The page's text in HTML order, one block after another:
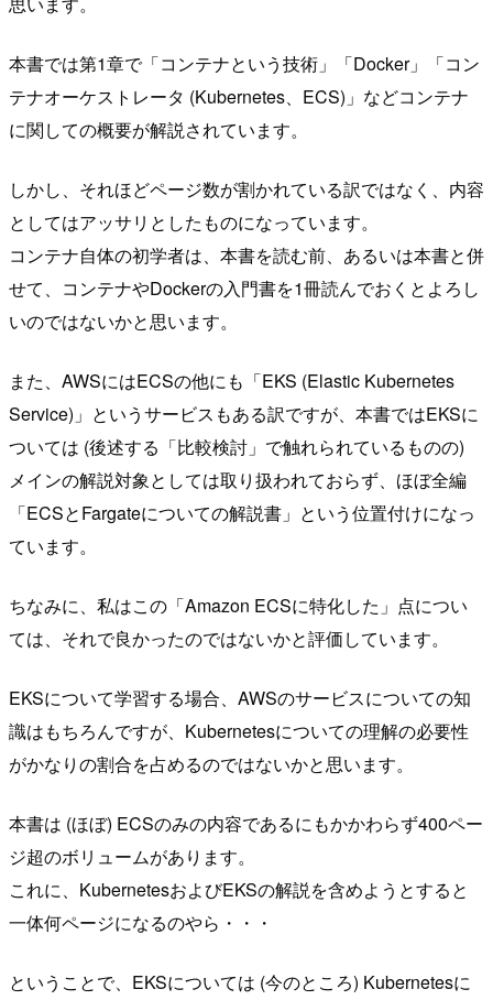
本書では第1章で「コンテナという技術」「Docker」「コン
テナオーケストレータ (Kubernetes、ECS)」などコンテナ
に関しての概要が解説されています。
しかし、それほどページ数が割かれている訳ではなく、内容
としてはアッサリとしたものになっています。
コンテナ自体の初学者は、本書を読む前、あるいは本書と併
せて、コンテナやDockerの入門書を1冊読んでおくとよろし
いのではないかと思います。
また、AWSにはECSの他にも「EKS (Elastic Kubernetes
Service)」というサービスもある訳ですが、本書ではEKSに
ついては (後述する「比較検討」で触れられているものの)
メインの解説対象としては取り扱われておらず、ほぼ全編
「ECSとFargateについての解説書」という位置付けになっ
ています。
ちなみに、私はこの「Amazon ECSに特化した」点につい
ては、それで良かったのではないかと評価しています。
EKSについて学習する場合、AWSのサービスについての知
識はもちろんですが、Kubernetesについての理解の必要性
がかなりの割合を占めるのではないかと思います。
本書は (ほぼ) ECSのみの内容であるにもかかわらず400ペー
ジ超のボリュームがあります。
これに、KubernetesおよびEKSの解説を含めようとすると
一体何ページになるのやら・・・
ということで、EKSについては (今のところ) Kubernetesに